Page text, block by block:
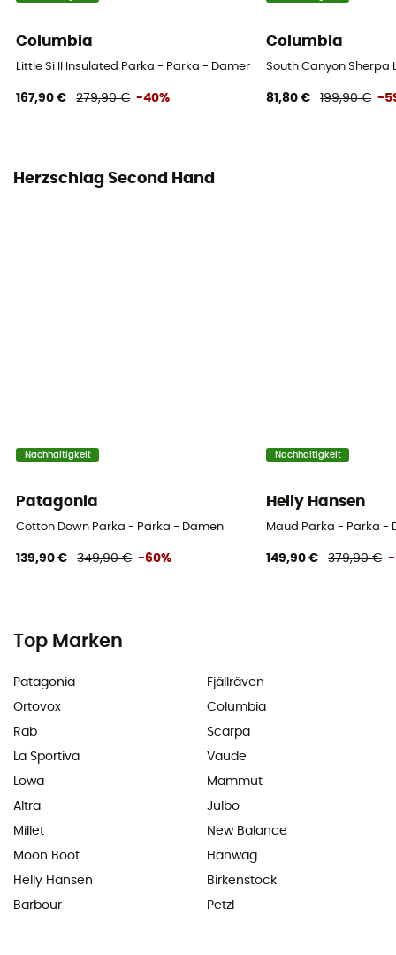
Columbia
Little Si II Insulated Parka - Parka - Damen
167,90 € 279,90 € -40%
Columbia
South Canyon Sherpa
81,80 € 199,90 € -
Herzschlag Second Hand
Nachhaltigkeit
Patagonia
Cotton Down Parka - Parka - Damen
139,90 € 349,90 € -60%
Nachhaltigkeit
Helly Hansen
Maud Parka - Parka -
149,90 € 379,90 € -
Top Marken
Patagonia
Ortovox
Rab
La Sportiva
Lowa
Altra
Millet
Moon Boot
Helly Hansen
Barbour
Fjällräven
Columbia
Scarpa
Vaude
Mammut
Julbo
New Balance
Hanwag
Birkenstock
Petzl